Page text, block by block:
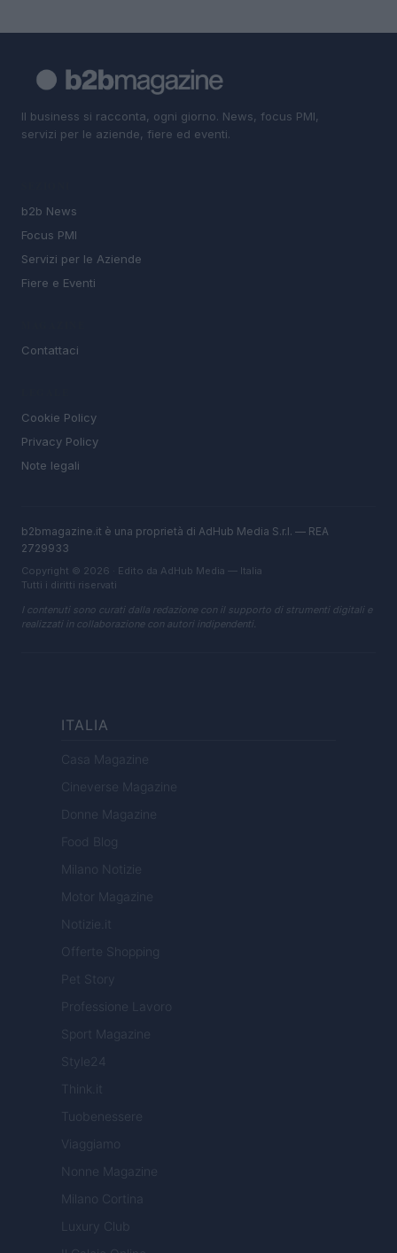
Il business si racconta, ogni giorno. News, focus PMI,
servizi per le aziende, fiere ed eventi.
b2b News
Focus PMI
Servizi per le Aziende
Fiere e Eventi
Contattaci
Cookie Policy
Privacy Policy
Note legali
b2bmagazine.it è una proprietà di AdHub Media S.r.l. — REA
2729933
Copyright © 2026 · Edito da AdHub Media — Italia
Tutti i diritti riservati
I contenuti sono curati dalla redazione con il supporto di strumenti digitali e
realizzati in collaborazione con autori indipendenti.
ITALIA
Casa Magazine
Cineverse Magazine
Donne Magazine
Food Blog
Milano Notizie
Motor Magazine
Notizie.it
Offerte Shopping
Pet Story
Professione Lavoro
Sport Magazine
Style24
Think.it
Tuobenessere
Viaggiamo
Nonne Magazine
Milano Cortina
Luxury Club